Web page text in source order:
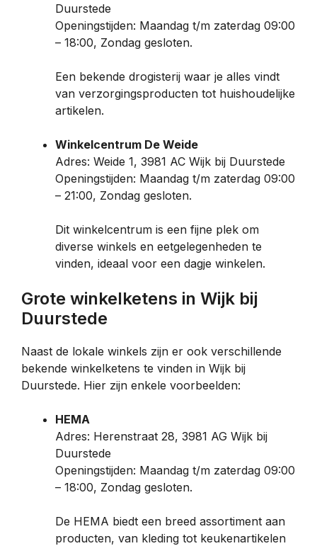
Duurstede
Openingstijden: Maandag t/m zaterdag 09:00
– 18:00, Zondag gesloten.
Een bekende drogisterij waar je alles vindt
van verzorgingsproducten tot huishoudelijke
artikelen.
Winkelcentrum De Weide
Adres: Weide 1, 3981 AC Wijk bij Duurstede
Openingstijden: Maandag t/m zaterdag 09:00
– 21:00, Zondag gesloten.
Dit winkelcentrum is een fijne plek om
diverse winkels en eetgelegenheden te
vinden, ideaal voor een dagje winkelen.
Grote winkelketens in Wijk bij
Duurstede
Naast de lokale winkels zijn er ook verschillende
bekende winkelketens te vinden in Wijk bij
Duurstede. Hier zijn enkele voorbeelden:
HEMA
Adres: Herenstraat 28, 3981 AG Wijk bij
Duurstede
Openingstijden: Maandag t/m zaterdag 09:00
– 18:00, Zondag gesloten.
De HEMA biedt een breed assortiment aan
producten, van kleding tot keukenartikelen